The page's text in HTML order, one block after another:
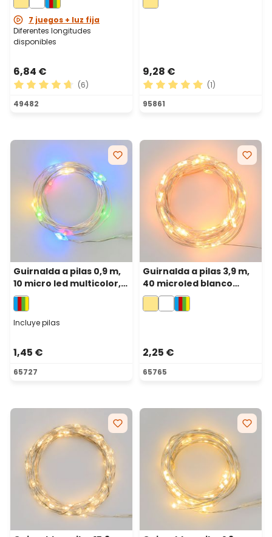
7 juegos + luz fija
Diferentes longitudes
disponibles
6,84 €
Calificación promedio de 4.83 de 5 estrellas
(6)
49482
9,28 €
Calificación promedio de
(1)
95861
Guirnalda a pilas 0,9 m,
10 micro led multicolor,
cable metal plata, micro
portapilas
Incluye pilas
1,45 €
65727
Guirnalda a pilas 3,9 m,
40 microled blanco
cálido, cable metal
plata, micro portapilas
2,25 €
65765